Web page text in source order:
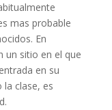
mas probable
En
un sitio en el que
en su
clase, es